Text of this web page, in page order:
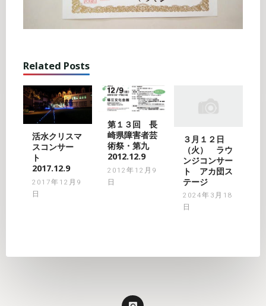
Related Posts
活水クリスマ
スコンサー
ト
2017.12.9
2017年12月9
日
第１３回 長
崎県障害者芸
術祭・第九
2012.12.9
2012年12月9
日
３月１２日
（火） ラウ
ンジコンサー
ト アカ団ス
テージ
2024年3月18
日